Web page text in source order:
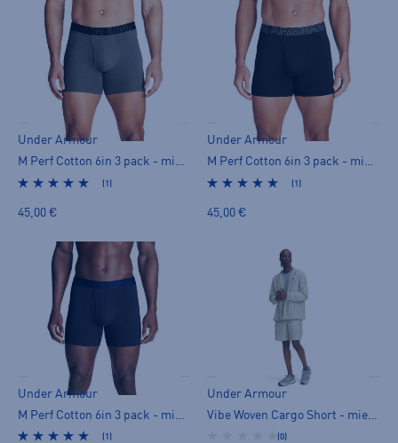
Under Armour
M Perf Cotton 6in 3 pack - miesten bokserit
(1)
45,00 €
Under Armour
M Perf Cotton 6in 3 pack - miesten bokserit
(1)
45,00 €
Under Armour
(1)
Under Armour
(0)